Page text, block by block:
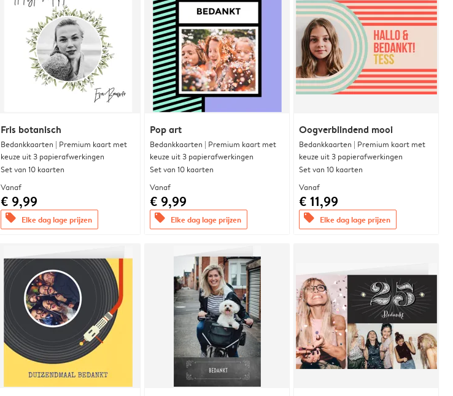
Fris botanisch
Bedankkaarten | Premium kaart met
keuze uit 3 papierafwerkingen
Set van 10 kaarten
Vanaf
€ 9,99
offers Elke dag lage prijzen
Pop art
Bedankkaarten | Premium kaart met
keuze uit 3 papierafwerkingen
Set van 10 kaarten
Vanaf
€ 9,99
offers Elke dag lage prijzen
Oogverblindend mooi
Bedankkaarten | Premium kaart met
keuze uit 3 papierafwerkingen
Set van 10 kaarten
Vanaf
€ 11,99
offers Elke dag lage prijzen